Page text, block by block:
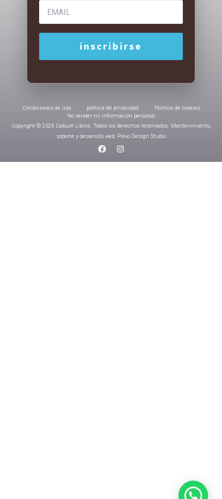
Condiciones de uso política de privacidad
Política de cookies
No vender mi información personal
Copyright © 2026 Caburé Libros. Todos los derechos reservados. Mantenimiento,
soporte y desarrollo web: Polvo Design Studio